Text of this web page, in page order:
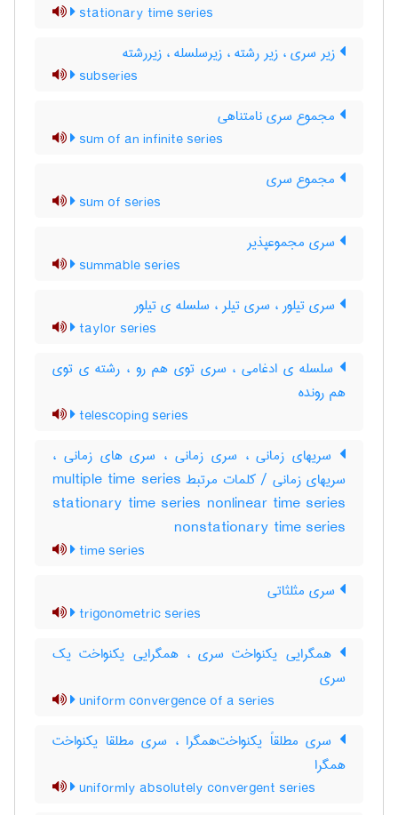
stationary time series
زیر سری ، زیر رشته ، زیرسلسله ، زیررشته
subseries
مجموع سری نامتناهی
sum of an infinite series
مجموع سری
sum of series
سری مجموعپذیر
summable series
سری تیلور ، سری تیلر ، سلسله ی تیلور
taylor series
سلسله ی ادغامی ، سری توی هم رو ، رشته ی توی
هم رونده
telescoping series
سریهای زمانی ، سری زمانی ، سری های زمانی ،
سریهای زمانی / کلمات مرتبط multiple time series
stationary time series nonlinear time series
nonstationary time series
time series
سری مثلثاتی
trigonometric series
همگرایی یکنواخت سری ، همگرایی یکنواخت یک
سری
uniform convergence of a series
سری مطلقاً یکنواخت‌همگرا ، سری مطلقا یکنواخت
همگرا
uniformly absolutely convergent series